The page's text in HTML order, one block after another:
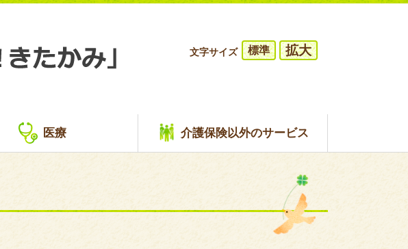
文字サイズ 標準 拡大
医療 介護保険以外のサービス